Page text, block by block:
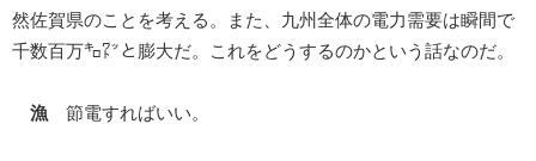
然佐賀県のことを考える。また、九州全体の電力需要は瞬間で
千数百万㌔㍗と膨大だ。これをどうするのかという話なのだ。
漁 節電すればいい。